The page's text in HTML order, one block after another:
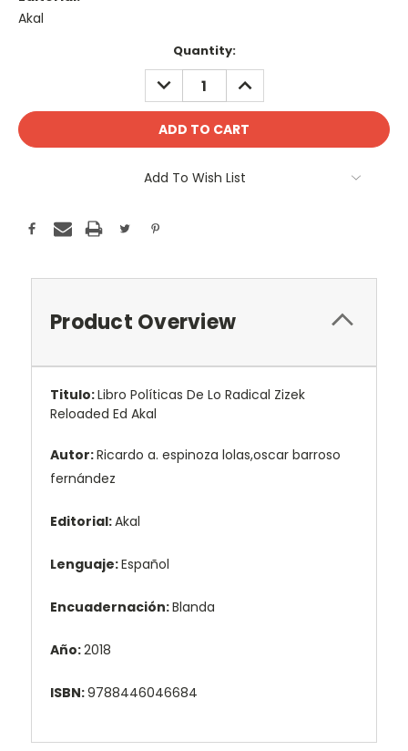
Akal
Quantity:
DECREASE
QUANTITY:
INCREASE
QUANTITY:
Add To Wish List
Product Overview
Titulo:Libro Políticas De Lo Radical Zizek
Reloaded Ed Akal
Autor:Ricardo a. espinoza lolas,oscar barroso
fernández
Editorial:Akal
Lenguaje:Español
Encuadernación:Blanda
Año:2018
ISBN:9788446046684